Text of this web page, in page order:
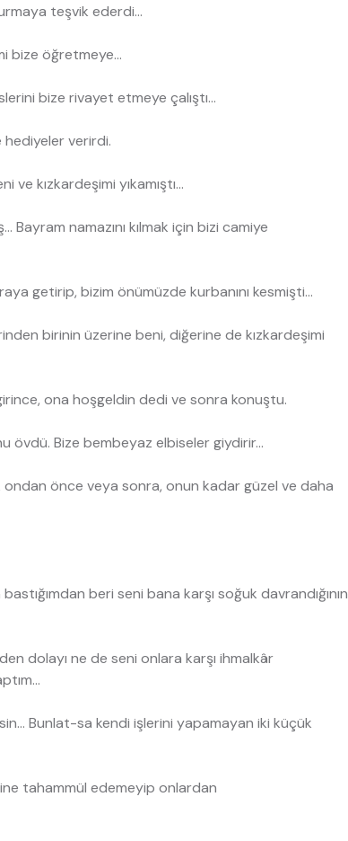
teşvik ederdi...
bize öğretmeye...
bize rivayet et­meye çalıştı...
verirdi.
kızkardeşimi yıka­mıştı...
Bayram namazını kılmak için bizi camiye
getirip, bizim önü­müzde kurbanını kesmişti...
birinin üzerine beni, diğerine de kızkardeşimi
ona hoşgeldin dedi ve sonra konuştu.
övdü. Bize bembeyaz elbiseler giydirir...
önce veya sonra, onun kadar güzel ve daha
beri seni bana karşı soğuk davrandığının
dolayı ne de seni onlara karşı ihmalkâr
Bunlat-sa kendi işlerini yapamayan iki küçük
tahammül edeme­yip onlardan